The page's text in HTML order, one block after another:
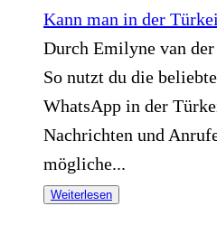
Kann man in der
Durch Emilyne van der
So nutzt du die
WhatsApp in der
Nachrichten und
mögliche...
Weiterlesen